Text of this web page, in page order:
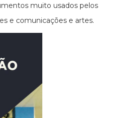
muito usados pelos
e comunicações e artes.